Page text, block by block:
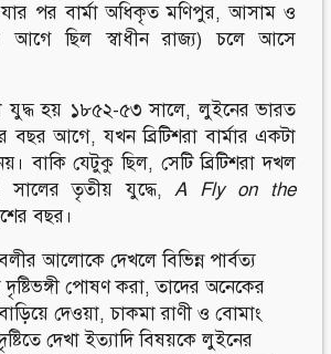
পর বার্মা অধিকৃত মণিপুর, আসাম ও
আগে ছিল স্বাধীন রাজ্য) চলে আসে
যুদ্ধ হয় ১৮৫২-৫৩ সালে, লুইনের ভারত
বছর আগে, যখন ব্রিটিশরা বার্মার একটা
বাকি যেটুকু ছিল, সেটি ব্রিটিশরা দখল
তৃতীয় যুদ্ধে,A Fly on the
বছর।
আলোকে দেখলে বিভিন্ন পার্বত্য
দৃষ্টিভঙ্গী পোষণ করা, তাদের অনেকের
বাড়িয়ে দেওয়া, চাকমা রাণী ও বোমাং
দেখা ইত্যাদি বিষয়কে লুইনের